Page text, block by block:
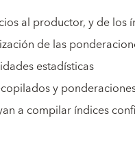
al productor, y de
de las
estadísticas
y
a compilar índices